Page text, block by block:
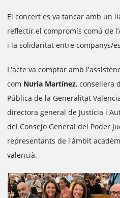
El concert es va tancar amb un
reflectir el compromís comú de
i la solidaritat entre companys/
L'acte va comptar amb
com Nuria Martínez, consellera
Pública de la Generalitat
directora general de Justícia i
del Consejo General del Poder
representants de l'àmbit
valencià.